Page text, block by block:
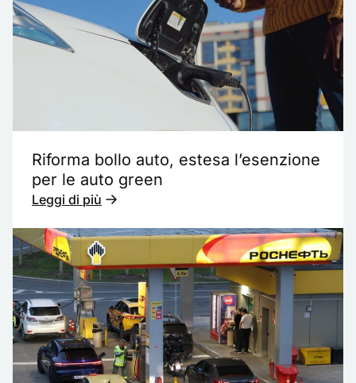
Riforma bollo auto, estesa l’esenzione
per le auto green
Leggi di più